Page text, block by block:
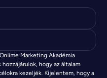
Marketing Akadémia
hozzájárulok, hogy az általam
kezeljék. Kijelentem, hogy a